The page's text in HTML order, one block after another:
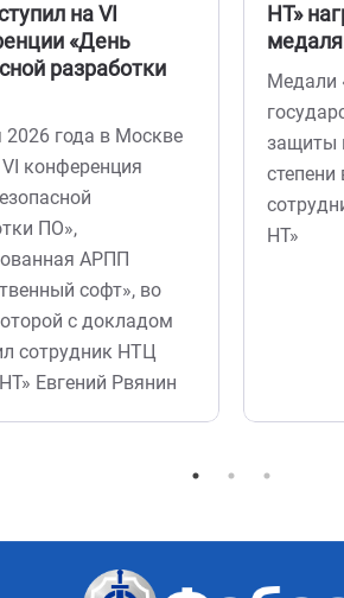
на VI
«День
разработки
2026 года в Москве
конференция
ПО»,
АРПП
софт», во
с докладом
сотрудник НТЦ
Евгений Рвянин
НТ»
Медали
защиты
степени
НТ»